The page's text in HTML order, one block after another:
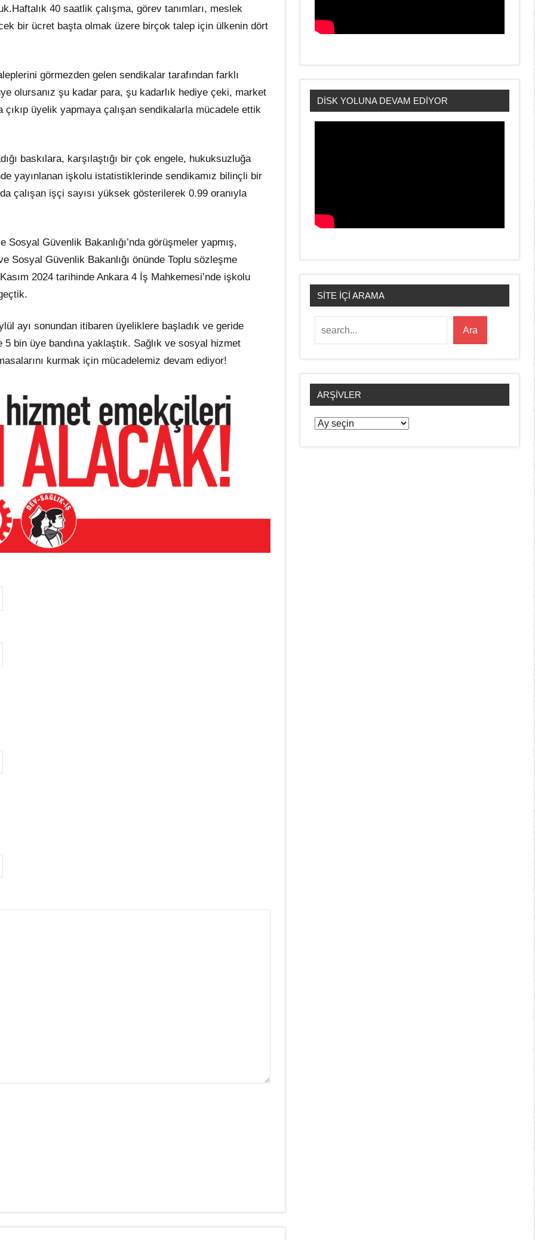
40 saatlik çalışma, görev tanımları, meslek
bir ücret başta olmak üzere birçok talep için ülkenin dört
görmezden gelen sendikalar tarafından farklı
olursanız şu kadar para, şu kadarlık hediye çeki, market
üyelik yapmaya çalışan sendikalarla mücadele ettik
baskılara, karşılaştığı bir çok engele, hukuksuzluğa
yayınlanan işkolu istatistiklerinde sendikamız bilinçli bir
çalışan işçi sayısı yüksek gösterilerek 0.99 oranıyla
Güvenlik Bakanlığı’nda görüşmeler yapmış,
Sosyal Güvenlik Bakanlığı önünde Toplu sözleşme
2024 tarihinde Ankara 4 İş Mahkemesi’nde işkolu
ayı sonundan itibaren üyeliklere başladık ve geride
5 bin üye bandına yaklaştık. Sağlık ve sosyal hizmet
kurmak için mücadelemiz devam ediyor!
DİSK YOLUNA DEVAM EDİYOR
SİTE İÇİ ARAMA
Ara
ARŞIVLER
Arşivler